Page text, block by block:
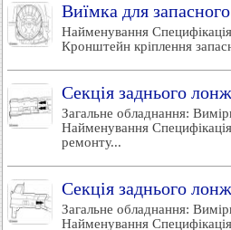
Виїмка для
Найменування
Кронштейн кріплення
Секція заднього
Загальне обладнання:
Найменування
ремонту...
Секція заднього
Загальне обладнання:
Найменування